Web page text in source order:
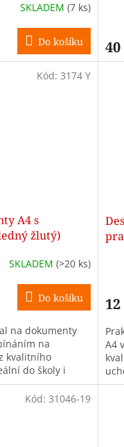
SKLADEM (7 ks)
Do košíku
A4 s
žlutý)
SKLADEM (>20 ks)
Do košíku
na dokumenty
na
kvalitního
do školy i
Kód: 3174 Y
A4
Kód: 31046-19